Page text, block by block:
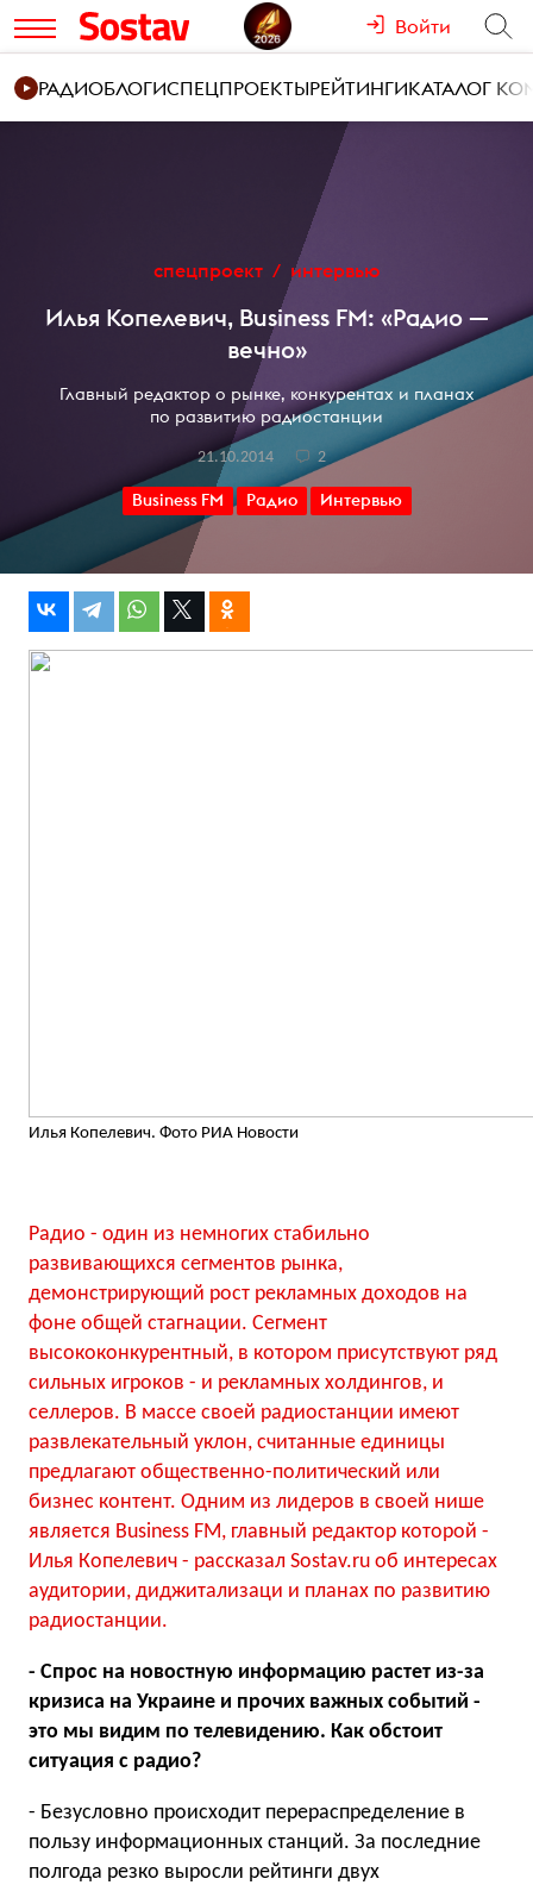
Войти
РАДИОБЛОГИСПЕЦПРОЕКТЫРЕЙТИНГИКАТАЛОГ
спецпроект интервью
Илья Копелевич, Business FM: «Радио —
вечно»
Главный редактор о рынке, конкурентах и планах
по развитию радиостанции
21.10.2014 2
Business FM Радио Интервью
Илья Копелевич. Фото РИА Новости
Радио - один из немногих стабильно
развивающихся сегментов рынка,
демонстрирующий рост рекламных доходов на
фоне общей стагнации. Сегмент
высококонкурентный, в котором присутствуют ряд
сильных игроков - и рекламных холдингов, и
селлеров. В массе своей радиостанции имеют
развлекательный уклон, считанные единицы
предлагают общественно-политический или
бизнес контент. Одним из лидеров в своей нише
является Business FM, главный редактор которой -
Илья Копелевич - рассказал Sostav.ru об интересах
аудитории, диджитализаци и планах по развитию
радиостанции.
- Спрос на новостную информацию растет из-за
кризиса на Украине и прочих важных событий -
это мы видим по телевидению. Как обстоит
ситуация с радио?
- Безусловно происходит перераспределение в
пользу информационных станций. За последние
полгода резко выросли рейтинги двух